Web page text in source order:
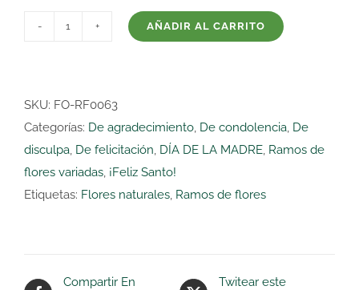
blanco
y
amarillo
cantidad
AÑADIR AL CARRITO
SKU: FO-RF0063
Categorías: De agradecimiento De condolencia De
disculpa De felicitación DÍA DE LA MADRE Ramos de
flores variadas ¡Feliz Santo!
Etiquetas: Flores naturales Ramos de flores
Compartir En
Twitear este